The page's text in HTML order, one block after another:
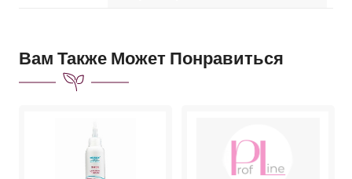
Вам Также Может Понравиться